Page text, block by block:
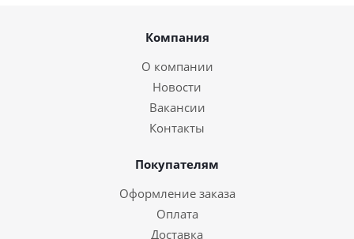
Компания
О компании
Новости
Вакансии
Контакты
Покупателям
Оформление заказа
Оплата
Доставка